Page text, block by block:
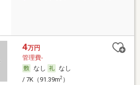
4万円
管理費-
なし
なし
/ 7K（91.39m2）